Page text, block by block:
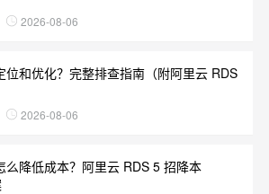
2026-08-06
位和优化？完整排查指南（附阿里云 RDS
2026-08-06
么降低成本？阿里云 RDS 5 招降本